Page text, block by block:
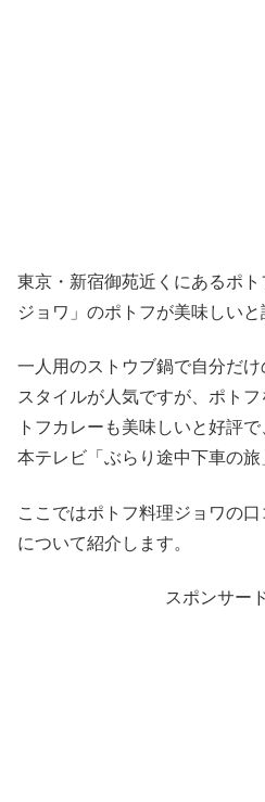
東京・新宿御苑近くにあるポ
ジョワ」のポトフが美味しいと
一人用のストウブ鍋で自分だ
スタイルが人気ですが、ポト
トフカレーも美味しいと好評
本テレビ「ぶらり途中下車の旅
ここではポトフ料理ジョワの
について紹介します。
スポンサー